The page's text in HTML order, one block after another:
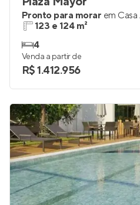
Pronto para morar em Casa
123 e 124 m²
4
Venda a partir de
R$ 1.412.956